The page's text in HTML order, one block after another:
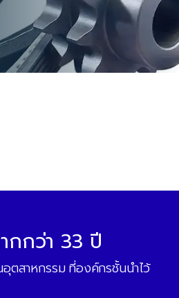
กกว่า 33 ปี
ตสาหกรรม ที่องค์กรชั้นนำไว้